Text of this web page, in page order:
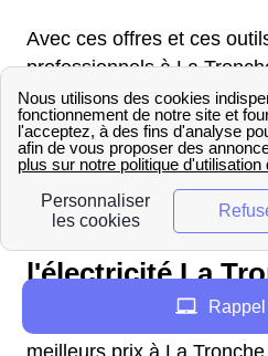
Avec ces offres et ces
professionnels à La
guidés et accompagnés.
empreinte écologique
énergétiques en disposant
Professionnels :
l'électricité La
Vous êtes un
meilleurs prix à La